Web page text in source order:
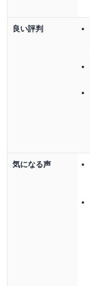
良い評判
気になる声